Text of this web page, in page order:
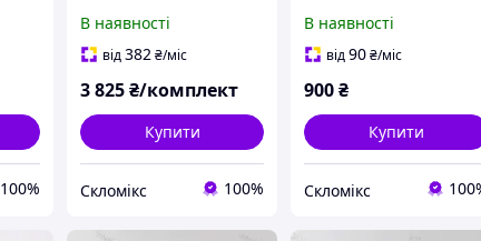
100%
кольору
В наявності
від382₴/міс
3 825₴/комплект
Купити
Скломікс 100%
кольору
В наявності
від90₴/міс
900₴
Купити
Скломікс